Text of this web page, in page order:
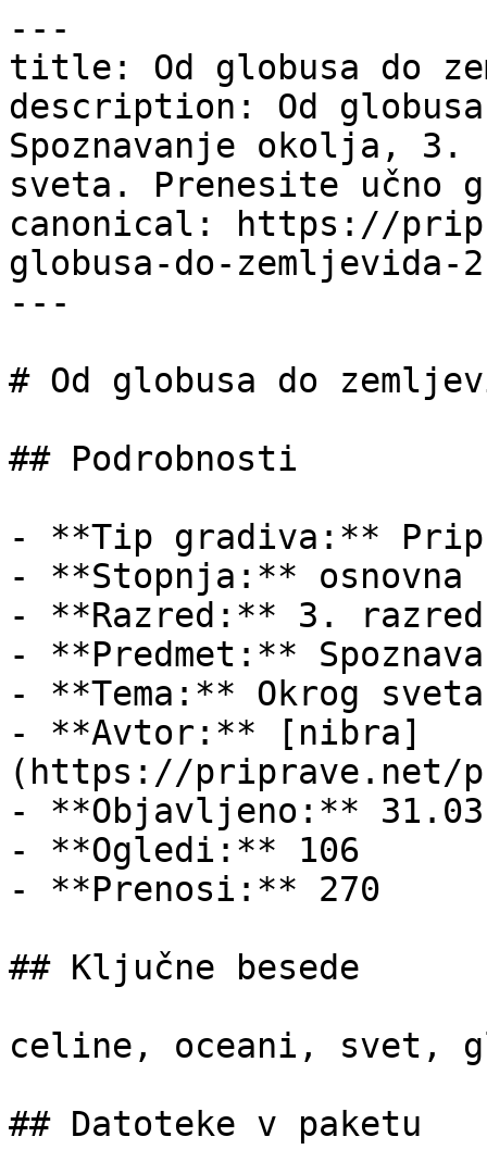
---
title: Od globusa do
description: Od
Spoznavanje okolja, 3.
sveta. Prenesite učno
canonical: https://
globusa-do-zemljevida-2
---
# Od globusa do
## Podrobnosti
- **Tip gradiva:**
- **Stopnja:** osnovna
- **Razred:** 3. razred
- **Predmet:**
- **Tema:** Okrog sveta
- **Avtor:** [nibra]
(https://priprave.net/
- **Objavljeno:**
- **Ogledi:** 106
- **Prenosi:** 270
## Ključne besede
celine, oceani, svet,
## Datoteke v paketu